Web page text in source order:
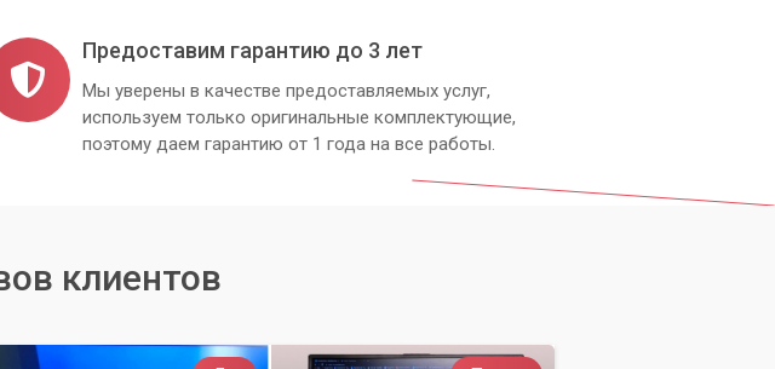
Предоставим гарантию до 3 лет
Мы уверены в качестве предоставляемых услуг,
используем только оригинальные комплектующие,
поэтому даем гарантию от 1 года на все работы.
клиентов